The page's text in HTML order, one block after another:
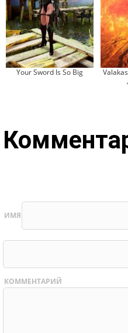
Your Sword Is So Big
ИМЯ
КОММЕНТАРИЙ